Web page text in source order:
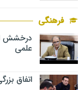
فرهنگی
درخشش
علمی
اتفاق